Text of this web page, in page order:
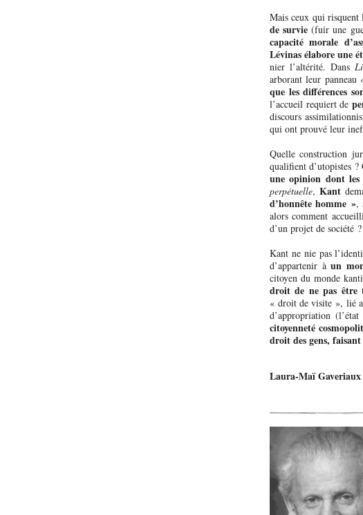
Mais ceux qui risquent
de survie (fuir une
capacité morale
Lévinas élabore une
nier l’altérité. Dans
arborant leur
que les différences
l’accueil requiert de
discours
qui ont prouvé leur
Quelle construction
qualifient d’utopistes
une opinion dont
perpétuelle,Kant
d’honnête homme »,
alors comment
d’un projet de société ?
Kant ne nie pas
d’appartenir àun
citoyen du monde
droit de ne pas être
« droit de visite », lié
d’appropriation
citoyenneté
droit des gens,
Laura-Maï Gaveriaux